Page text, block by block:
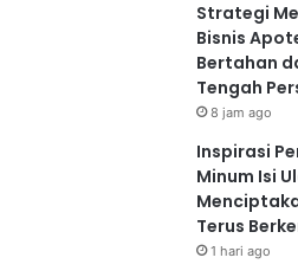
Strategi
Bisnis
Bertahan
Tengah
8 jam ago
Inspirasi
Minum Isi
Terus
1 hari ago